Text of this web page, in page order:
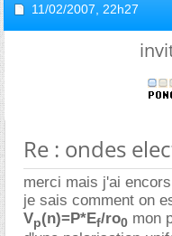
11/02/2007, 22h27
Re : ondes
merci mais j'ai
je sais comment on
Vp(n)=P*Ef/ro0 mon